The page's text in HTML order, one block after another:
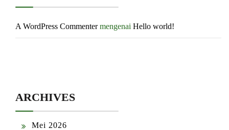
A WordPress Commentermengenai Hello world!
ARCHIVES
Mei 2026